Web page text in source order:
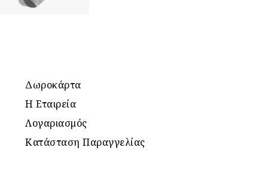
Δωροκάρτα
Η Εταιρεία
Λογαριασμός
Κατάσταση Παραγγελίας